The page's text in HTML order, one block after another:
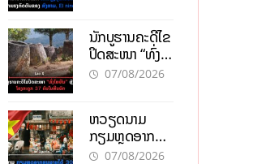
ສົງຄາມ, El
nino
ນັກບູຮານຄະດີໄຂ
ປິດສະໜາ “ທົ່ງ
ໄຫຫີນ” ຫຼັງພົບ
07/08/2026
ຫວຽດນາມ
ກຽມຫຼຸດອາກອນ
ລາຍໄດ້ 30%
07/08/2026